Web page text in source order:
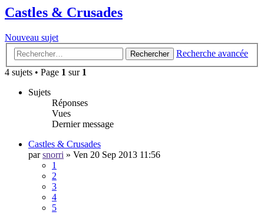
Castles & Crusades
Nouveau sujet
Rechercher
Recherche avancée
4 sujets • Page 1 sur 1
Sujets
Réponses
Vues
Dernier message
Castles & Crusades
parsnorri » Ven 20 Sep 2013 11:56
1
2
3
4
5